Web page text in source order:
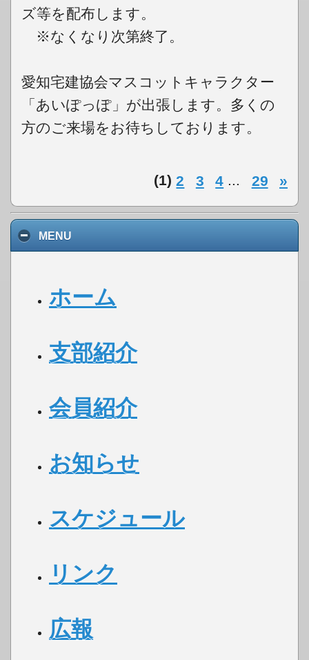
ズ等を配布します。
※なくなり次第終了。
愛知宅建協会マスコットキャラクター
「あいぽっぽ」が出張します。多くの
方のご来場をお待ちしております。
(1) 2 3 4 ... 29 »
MENU
ホーム
支部紹介
会員紹介
お知らせ
スケジュール
リンク
広報